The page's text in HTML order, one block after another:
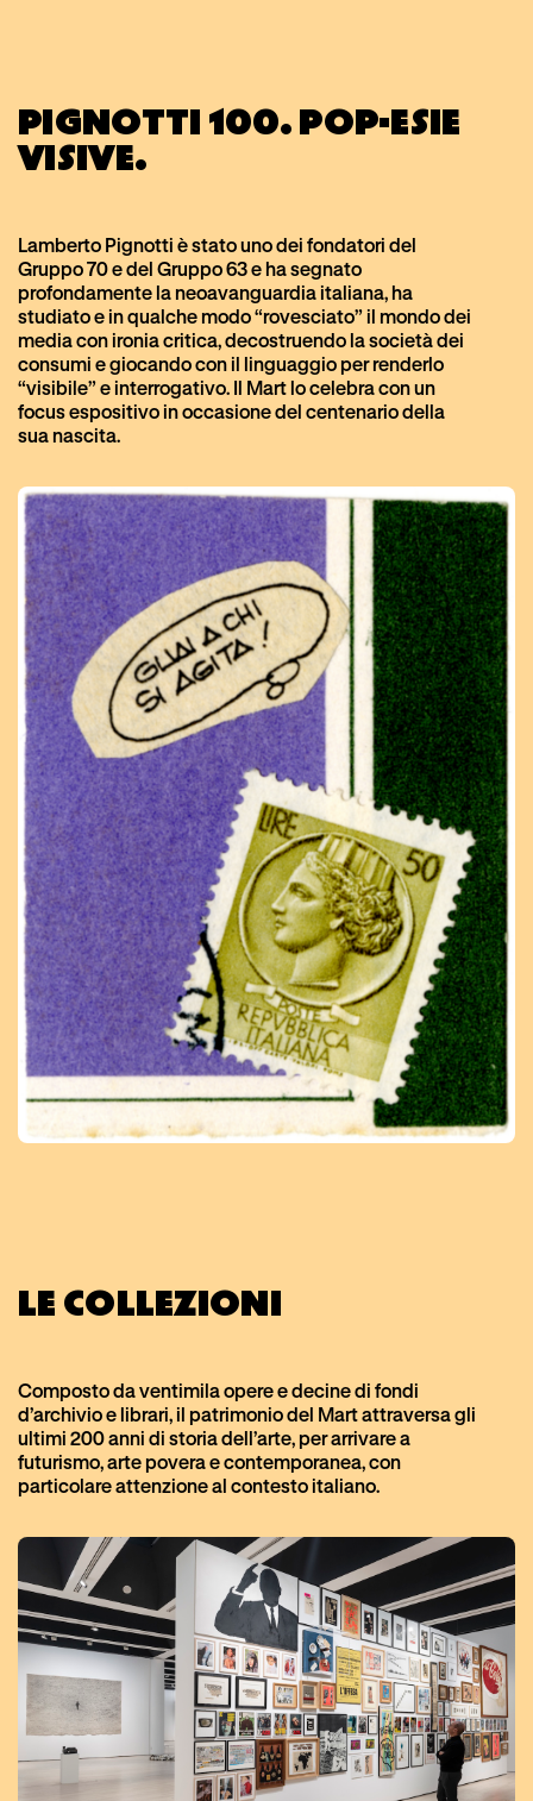
PIGNOTTI 100. POP-ESIE
VISIVE.
Lamberto Pignotti è stato uno dei fondatori del
Gruppo 70 e del Gruppo 63 e ha segnato
profondamente la neoavanguardia italiana, ha
studiato e in qualche modo “rovesciato” il mondo dei
media con ironia critica, decostruendo la società dei
consumi e giocando con il linguaggio per renderlo
“visibile” e interrogativo. Il Mart lo celebra con un
focus espositivo in occasione del centenario della
sua nascita.
LE COLLEZIONI
Composto da ventimila opere e decine di fondi
d’archivio e librari, il patrimonio del Mart attraversa gli
ultimi 200 anni di storia dell’arte, per arrivare a
futurismo, arte povera e contemporanea, con
particolare attenzione al contesto italiano.